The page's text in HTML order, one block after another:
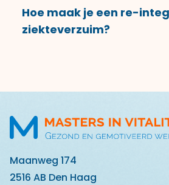
Hoe maak je een re-
ziekteverzuim?
Maanweg 174
2516 AB Den Haag